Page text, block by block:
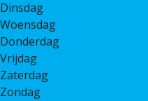
Dinsdag
Woensdag
Donderdag
Vrijdag
Zaterdag
Zondag